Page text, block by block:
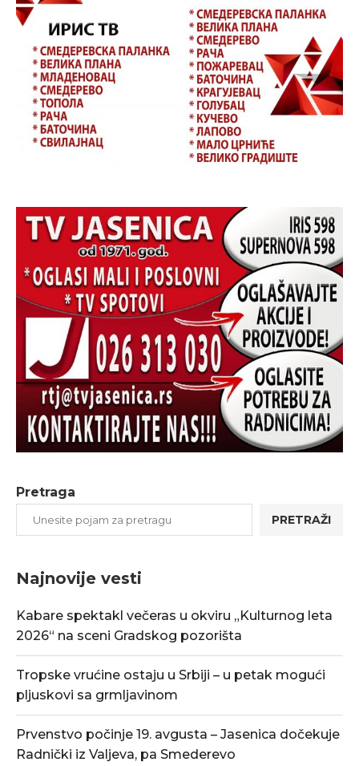
Pretraga
PRETRAŽI
Najnovije vesti
Kabare spektakl večeras u okviru „Kulturnog leta
2026“ na sceni Gradskog pozorišta
Tropske vrućine ostaju u Srbiji – u petak mogući
pljuskovi sa grmljavinom
Prvenstvo počinje 19. avgusta – Jasenica dočekuje
Radnički iz Valjeva, pa Smederevo